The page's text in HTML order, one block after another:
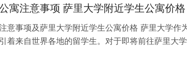
寓注意事项 萨里大学附近学生公寓价格
意事项及萨里大学附近学生公寓价格 萨里大学作
着来自世界各地的留学生。对于即将前往萨里大学